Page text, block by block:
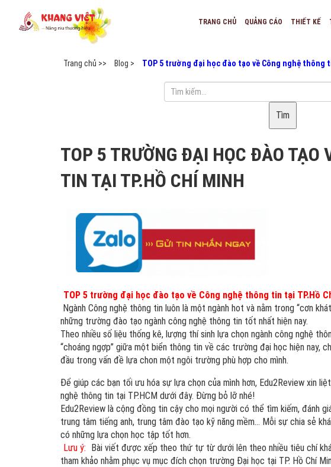
TRANG CHỦ QUẢNG CÁO THIẾT KẾ
Trang chủ >> Blog > TOP 5 trường đại học đào tạo về Công nghệ thông
Tìm
TOP 5 TRƯỜNG ĐẠI HỌC ĐÀO TẠO
TIN TẠI TP.HỒ CHÍ MINH
TOP 5 trường đại học đào tạo về Công nghệ thông tin tại TP.Hồ
Ngành Công nghệ thông tin luôn là một ngành hot và nằm trong “cơn
những trường đào tạo ngành công nghệ thông tin tốt nhất hiện nay.
Theo nhiều số liệu thống kê, lượng thí sinh lựa chọn ngành công nghệ
“choáng ngợp” giữa một biển thông tin về các trường đại học hiện nay,
đầu trong vấn đề lựa chon một ngôi trường phù hợp cho mình.
Để giúp các bạn tối ưu hóa sự lựa chọn của mình hơn, Edu2Review xin
nghệ thông tin tại TP.HCM dưới đây. Đừng bỏ lỡ nhé!
Edu2Review là cộng đồng tin cậy cho mọi người có thể tìm kiếm, đánh
trung tâm tiếng anh, trung tâm đào tạo kỹ năng mềm… Mỗi sự chia sẻ
có những lựa chọn học tập tốt hơn.
Lưu ý: Bài viết được xếp theo thứ tự từ dưới lên theo nhiều tiêu chí
tham khảo nhằm phục vụ mục đích chọn trường Đại học tại TP. Hồ Chí